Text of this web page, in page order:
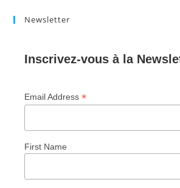
Newsletter
Inscrivez-vous à la
Email Address*
First Name